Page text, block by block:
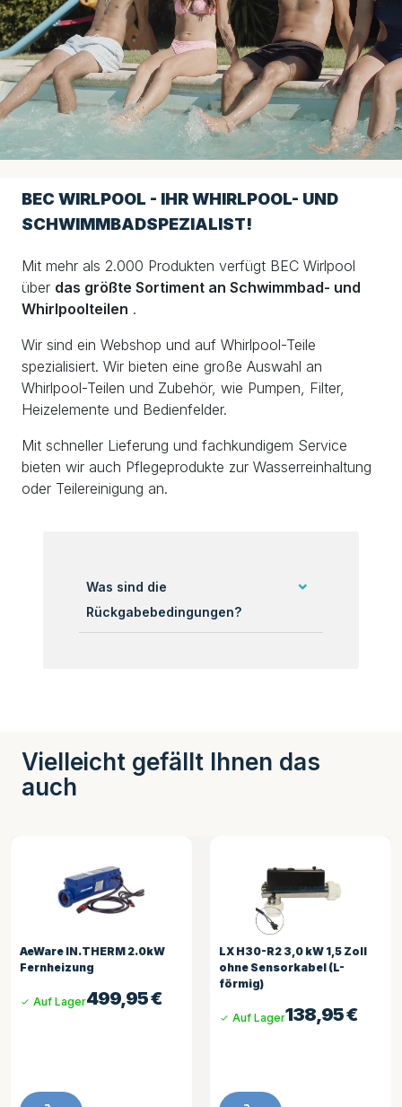
BEC WIRLPOOL - IHR WHIRLPOOL- UND
SCHWIMMBADSPEZIALIST!
Mit mehr als 2.000 Produkten verfügt BEC Wirlpool
über das größte Sortiment an Schwimmbad- und
Whirlpoolteilen .
Wir sind ein Webshop und auf Whirlpool-Teile
spezialisiert. Wir bieten eine große Auswahl an
Whirlpool-Teilen und Zubehör, wie Pumpen, Filter,
Heizelemente und Bedienfelder.
Mit schneller Lieferung und fachkundigem Service
bieten wir auch Pflegeprodukte zur Wasserreinhaltung
oder Teilereinigung an.
Was sind die
Rückgabebedingungen?
Vielleicht gefällt Ihnen das
auch
AeWare IN.THERM 2.0kW
Fernheizung
499,95€
Auf Lager
LX H30-R2 3,0 kW 1,5 Zoll
ohne Sensorkabel (L-
förmig)
138,95€
Auf Lager